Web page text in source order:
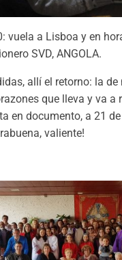
vuela a Lisboa y en
SVD, ANGOLA.
allí el retorno: la de
que lleva y va a
en documento, a 21
valiente!